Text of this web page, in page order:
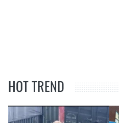
HOT TREND